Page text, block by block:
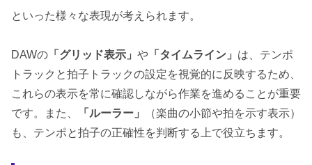
といった様々な表現が考えられます。
DAWの 「グリッド表示」 や 「タイムライン」 は、テンポ
トラックと拍子トラックの設定を視覚的に反映するため、
これらの表示を常に確認しながら作業を進めることが重要
です。また、
「ルーラー」
（楽曲の小節や拍を示す表示）
も、テンポと拍子の正確性を判断する上で役立ちます。